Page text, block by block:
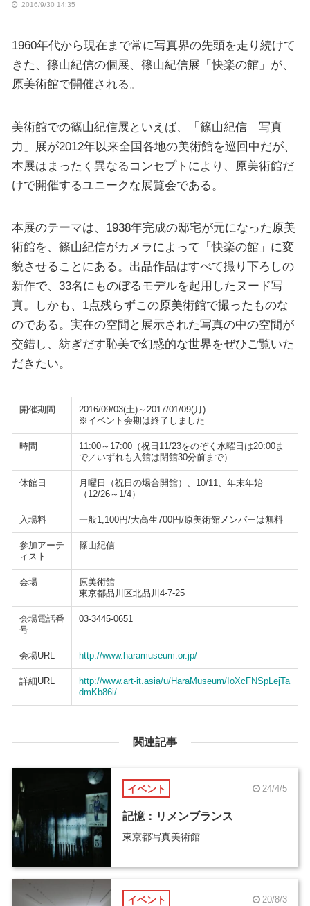
2016/9/30 14:35
1960年代から現在まで常に写真界の先頭を走り続けて
きた、篠山紀信の個展、篠山紀信展「快楽の館」が、
原美術館で開催される。
美術館での篠山紀信展といえば、「篠山紀信 写真
力」展が2012年以来全国各地の美術館を巡回中だが、
本展はまったく異なるコンセプトにより、原美術館だ
けで開催するユニークな展覧会である。
本展のテーマは、1938年完成の邸宅が元になった原美
術館を、篠山紀信がカメラによって「快楽の館」に変
貌させることにある。出品作品はすべて撮り下ろしの
新作で、33名にものぼるモデルを起用したヌード写
真。しかも、1点残らずこの原美術館で撮ったものな
のである。実在の空間と展示された写真の中の空間が
交錯し、紡ぎだす恥美で幻惑的な世界をぜひご覧いた
だきたい。
開催期間
2016/09/03(土)～2017/01/09(月)
※イベント会期は終了しました
時間
11:00～17:00（祝日11/23をのぞく水曜日は20:00ま
で／いずれも入館は閉館30分前まで）
休館日
月曜日（祝日の場合開館）、10/11、年末年始
（12/26～1/4）
入場料 一般1,100円/大高生700円/原美術館メンバーは無料
参加アーテ
ィスト
篠山紀信
会場
原美術館
東京都品川区北品川4-7-25
会場電話番
号
03-3445-0651
会場URL http://www.haramuseum.or.jp/
詳細URL
http://www.art-it.asia/u/HaraMuseum/IoXcFNSpLejTa
dmKb86i/
関連記事
イベント 24/4/5
記憶：リメンブランス
東京都写真美術館
イベント 20/8/3